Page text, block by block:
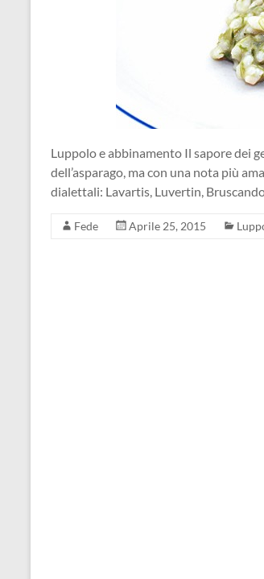
Luppolo e abbinamento Il sapore dei
dell’asparago, ma con una nota più
dialettali: Lavartis, Luvertin,
Fede Aprile 25, 2015